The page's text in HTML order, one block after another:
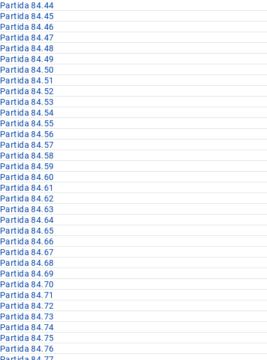
Partida 84.44
Partida 84.45
Partida 84.46
Partida 84.47
Partida 84.48
Partida 84.49
Partida 84.50
Partida 84.51
Partida 84.52
Partida 84.53
Partida 84.54
Partida 84.55
Partida 84.56
Partida 84.57
Partida 84.58
Partida 84.59
Partida 84.60
Partida 84.61
Partida 84.62
Partida 84.63
Partida 84.64
Partida 84.65
Partida 84.66
Partida 84.67
Partida 84.68
Partida 84.69
Partida 84.70
Partida 84.71
Partida 84.72
Partida 84.73
Partida 84.74
Partida 84.75
Partida 84.76